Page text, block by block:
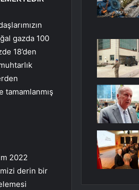
gazda 100
18’den
2022
derin bir